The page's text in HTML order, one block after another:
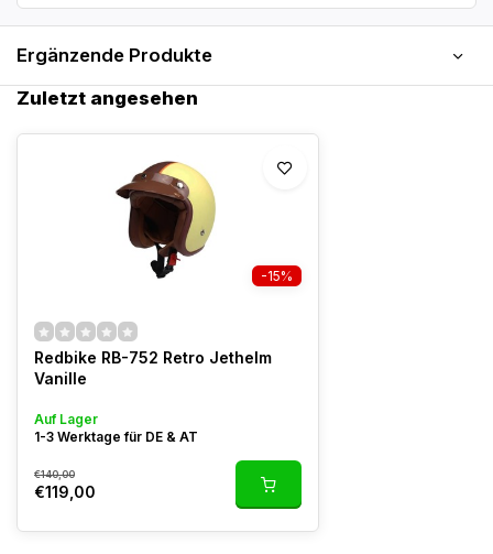
Ergänzende Produkte
Zuletzt angesehen
-15%
Redbike RB-752 Retro Jethelm
Vanille
Auf Lager
1-3 Werktage für DE & AT
€140,00
€119,00